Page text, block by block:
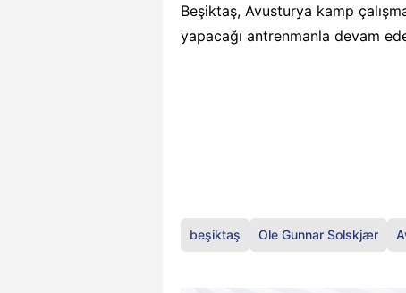
Beşiktaş, Avusturya kamp
yapacağı antrenmanla devam
beşiktaş Ole Gunnar Solskjær